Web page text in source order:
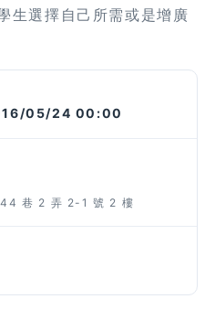
生選擇自己所需或是增廣
05/24 00:00
巷 2 弄 2-1 號 2 樓